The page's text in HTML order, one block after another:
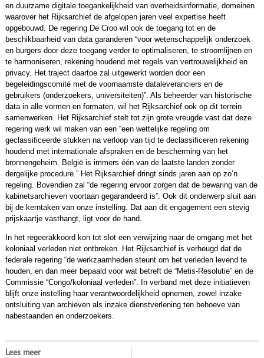
en duurzame digitale toegankelijkheid van overheidsinformatie, domeinen
waarover het Rijksarchief de afgelopen jaren veel expertise heeft
opgebouwd. De regering De Croo wil ook de toegang tot en de
beschikbaarheid van data garanderen “voor wetenschappelijk onderzoek
en burgers door deze toegang verder te optimaliseren, te stroomlijnen en
te harmoniseren, rekening houdend met regels van vertrouwelijkheid en
privacy. Het traject daartoe zal uitgewerkt worden door een
begeleidingscomité met de voornaamste dataleveranciers en de
gebruikers (onderzoekers, universiteiten)”. Als beheerder van historische
data in alle vormen en formaten, wil het Rijksarchief ook op dit terrein
samenwerken. Het Rijksarchief stelt tot zijn grote vreugde vast dat deze
regering werk wil maken van een “een wettelijke regeling om
geclassificeerde stukken na verloop van tijd te declassificeren rekening
houdend met internationale afspraken en de bescherming van het
bronnengeheim. België is immers één van de laatste landen zonder
dergelijke procedure.” Het Rijksarchief dringt sinds jaren aan op zo’n
regeling. Bovendien zal “de regering ervoor zorgen dat de bewaring van de
kabinetsarchieven voortaan gegarandeerd is”. Ook dit onderwerp sluit aan
bij de kerntaken van onze instelling. Dat aan dit engagement een stevig
prijskaartje vasthangt, ligt voor de hand.
In het regeerakkoord kon tot slot een verwijzing naar de omgang met het
koloniaal verleden niet ontbreken. Het Rijksarchief is verheugd dat de
federale regering “de werkzaamheden steunt om het verleden levend te
houden, en dan meer bepaald voor wat betreft de “Metis-Resolutie” en de
Commissie “Congo/koloniaal verleden”. In verband met deze initiatieven
blijft onze instelling haar verantwoordelijkheid opnemen, zowel inzake
ontsluiting van archieven als inzake dienstverlening ten behoeve van
nabestaanden en onderzoekers.
Lees meer